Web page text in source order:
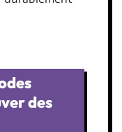
des